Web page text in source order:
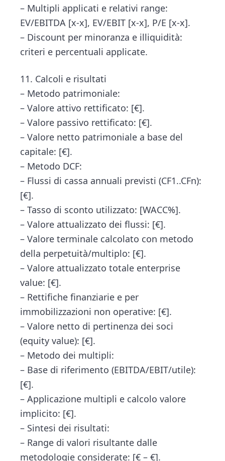
– Multipli applicati e relativi range:
EV/EBITDA [x-x], EV/EBIT [x-x], P/E [x-x].
– Discount per minoranza e illiquidità:
criteri e percentuali applicate.
11. Calcoli e risultati
– Metodo patrimoniale:
– Valore attivo rettificato: [€].
– Valore passivo rettificato: [€].
– Valore netto patrimoniale a base del
capitale: [€].
– Metodo DCF:
– Flussi di cassa annuali previsti (CF1..CFn):
[€].
– Tasso di sconto utilizzato: [WACC%].
– Valore attualizzato dei flussi: [€].
– Valore terminale calcolato con metodo
della perpetuità/multiplo: [€].
– Valore attualizzato totale enterprise
value: [€].
– Rettifiche finanziarie e per
immobilizzazioni non operative: [€].
– Valore netto di pertinenza dei soci
(equity value): [€].
– Metodo dei multipli:
– Base di riferimento (EBITDA/EBIT/utile):
[€].
– Applicazione multipli e calcolo valore
implicito: [€].
– Sintesi dei risultati:
– Range di valori risultante dalle
metodologie considerate: [€ – €].